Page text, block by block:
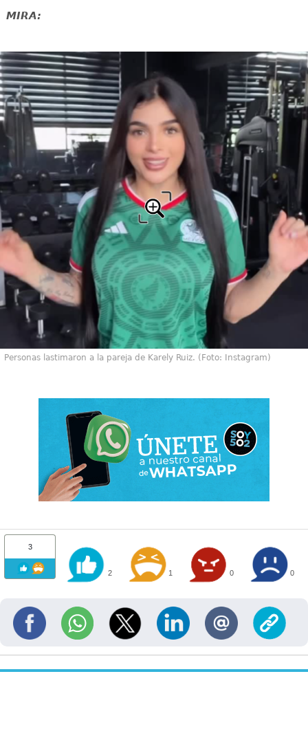
MIRA:
Personas lastimaron a la pareja de Karely Ruiz. (Foto: Instagram)
3
2 1 0 0